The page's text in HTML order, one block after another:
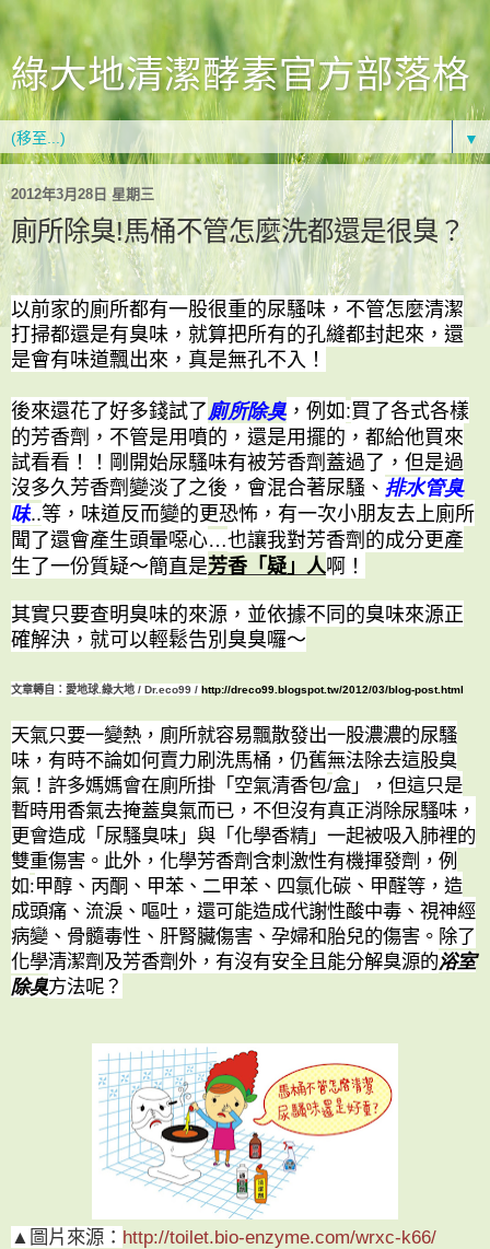
綠大地清潔酵素官方部落格
▼
2012年3月28日 星期三
廁所除臭!馬桶不管怎麼洗都還是很臭？
以前家的廁所都有一股很重的尿騷味，不管怎麼清潔
打掃都還是有臭味，就算把所有的孔縫都封起來，還
是會有味道飄出來，真是無孔不入！
後來還花了好多錢試了廁所除臭 ，例如:買了各式各樣
的芳香劑，不管是用噴的，還是用擺的，都給他買來
試看看！！剛開始尿騷味有被芳香劑蓋過了，但是過
沒多久芳香劑變淡了之後，會混合著尿騷、 排水管臭
味..等，味道反而變的更恐怖，有一次小朋友去上廁所
聞了還會產生頭暈噁心…也讓我對芳香劑的成分更產
生了一份質疑～簡直是芳香「疑」人啊！
其實只要查明臭味的來源，並依據不同的臭味來源正
確解決，就可以輕鬆告別臭臭囉～
文章轉自：愛地球 綠大地 / Dr.eco99 / http://dreco99.blogspot.tw/2012/03/blog-post.html
天氣只要一變熱，廁所就容易飄散發出一股濃濃的尿騷
味，有時不論如何賣力刷洗馬桶，仍舊無法除去這股臭
氣！許多媽媽會在廁所掛「空氣清香包/盒」，但這只是
暫時用香氣去掩蓋臭氣而已，不但沒有真正消除尿騷味，
更會造成「尿騷臭味」與「化學香精」一起被吸入肺裡的
雙重傷害。此外，化學芳香劑含刺激性有機揮發劑，例
如:甲醇、丙酮、甲苯、二甲苯、四氯化碳、甲醛等，造
成頭痛、流淚、嘔吐，還可能造成代謝性酸中毒、視神經
病變、骨髓毒性、肝腎臟傷害、孕婦和胎兒的傷害。除了
化學清潔劑及芳香劑外，有沒有安全且能分解臭源的浴室
除臭方法呢？
▲ 圖片來源： http://toilet.bio-enzyme.com/wrxc-k66/